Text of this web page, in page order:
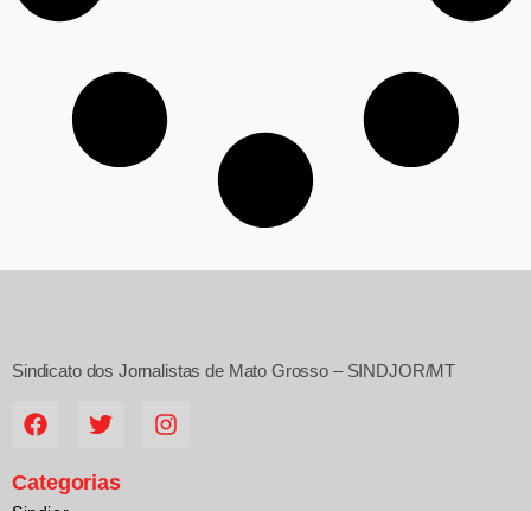
Sindicato dos Jornalistas de Mato Grosso – SINDJOR/MT
Categorias